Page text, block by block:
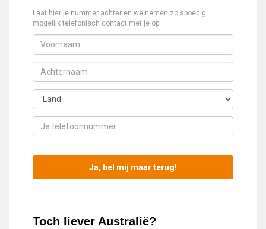
Laat hier je nummer achter en we nemen zo spoedig
mogelijk telefonisch contact met je op.
Toch liever Australië?